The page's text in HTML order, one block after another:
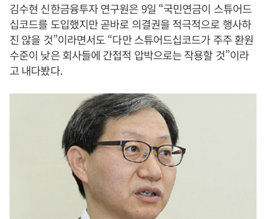
김수현 신한금융투자 연구원은 9일 “국민연금이 스튜어드
십코드를 도입했지만 곧바로 의결권을 적극적으로 행사하
진 않을 것”이라면서도 “다만 스튜어드십코드가 주주 환원
수준이 낮은 회사들에 간접적 압박으로는 작용할 것”이라
고 내다봤다.